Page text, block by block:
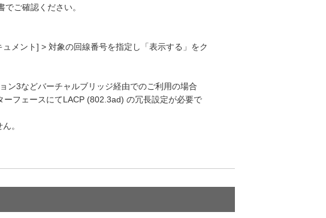
ご確認ください。
メント] > 対象の回線番号を指定し「表示する」をク
ン3などバーチャルブリッジ経由でのご利用の場合
ーフェースにてLACP (802.3ad) の冗長設定が必要で
。